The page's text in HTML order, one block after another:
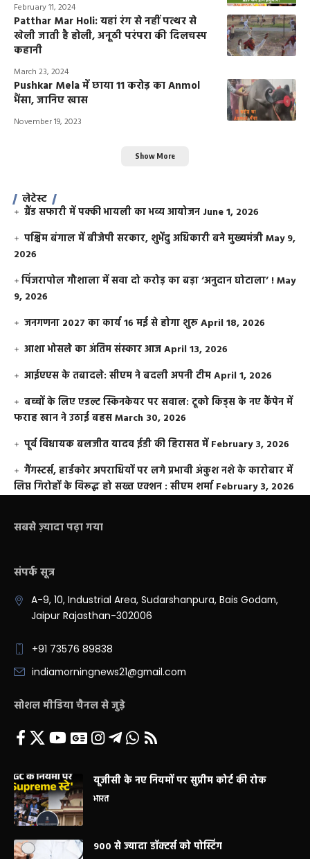
February 11, 2024
Patthar Mar Holi: यहां रंग से नहीं पत्थर से
खेली जाती है होली, अनूठी परंपरा की दिलचस्प
कहानी
March 23, 2024
Pushkar Mela में छाया 11 करोड़ का Anmol
भैंसा, जानिए खास
November 19, 2023
Show More
लेटेस्ट
ग्रैंड सफारी में पक्की भायली का भव्य आयोजन June 1, 2026
पश्चिम बंगाल में बीजेपी सरकार, शुभेंदु अधिकारी बने मुख्यमंत्रीMay 9,
2026
​पिंजरापोल गौशाला में सवा दो करोड़ का बड़ा ‘अनुदान घोटाला’ !May
9, 2026
जनगणना 2027 का कार्य 16 मई से होगा शुरूApril 18, 2026
आशा भोसले का अंतिम संस्कार आजApril 13, 2026
आईएएस के तबादले: सीएम ने बदली अपनी टीमApril 1, 2026
बच्चों के लिए एडल्ट स्किनकेयर पर सवाल: टूको किड्स के नए कैंपेन में
फराह खान ने उठाई बहसMarch 30, 2026
पूर्व विधायक बलजीत यादव ईडी की हिरासत में February 3, 2026
गैंगस्टर्स, हार्डकोर अपराधियों पर लगे प्रभावी अंकुश नशे के कारोबार में
लिप्त गिरोहों के विरूद्ध हो सख्त एक्शन : सीएम शर्मा February 3, 2026
सबसे ज़्यादा पढ़ा गया
संपर्क सूत्र
A-9, 10, Industrial Area, Sudarshanpura, Bais Godam,
Jaipur Rajasthan-302006
+91 73576 89838
indiamorningnews21@gmail.com
सोशल मीडिया चैनल से जुड़े
यूजीसी के नए नियमों पर सुप्रीम कोर्ट की रोक
भारत
900 से ज्यादा डॉक्टर्स को पोस्टिंग